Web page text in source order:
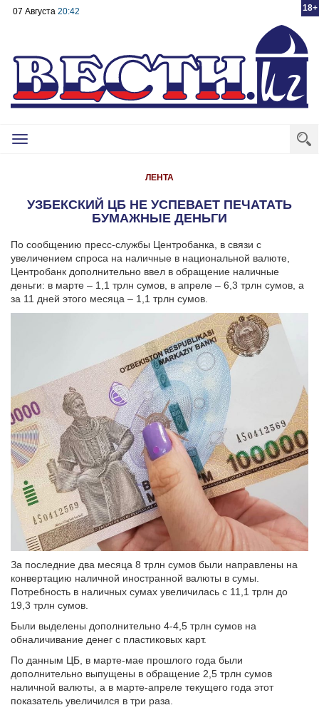
18+
07 Августа 20:42
Toggle
ЛЕНТА
УЗБЕКСКИЙ ЦБ НЕ УСПЕВАЕТ ПЕЧАТАТЬ
БУМАЖНЫЕ ДЕНЬГИ
По сообщению пресс-службы Центробанка, в связи с
увеличением спроса на наличные в национальной валюте,
Центробанк дополнительно ввел в обращение наличные
деньги: в марте – 1,1 трлн сумов, в апреле – 6,3 трлн сумов, а
за 11 дней этого месяца – 1,1 трлн сумов.
За последние два месяца 8 трлн сумов были направлены на
конвертацию наличной иностранной валюты в сумы.
Потребность в наличных сумах увеличилась с 11,1 трлн до
19,3 трлн сумов.
Были выделены дополнительно 4-4,5 трлн сумов на
обналичивание денег с пластиковых карт.
По данным ЦБ, в марте-мае прошлого года были
дополнительно выпущены в обращение 2,5 трлн сумов
наличной валюты, а в марте-апреле текущего года этот
показатель увеличился в три раза.